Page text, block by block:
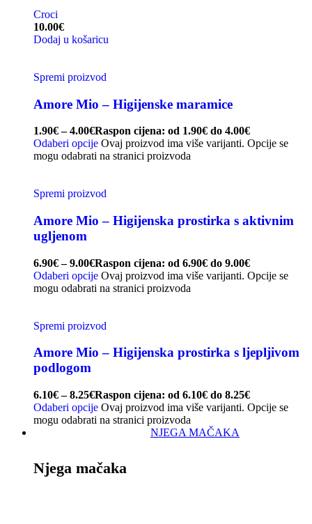
Croci
10.00€
Dodaj u košaricu
Spremi proizvod
Amore Mio – Higijenske maramice
1.90€ – 4.00€Raspon cijena: od 1.90€ do 4.00€
Odaberi opcije Ovaj proizvod ima više varijanti. Opcije se
mogu odabrati na stranici proizvoda
Spremi proizvod
Amore Mio – Higijenska prostirka s aktivnim
ugljenom
6.90€ – 9.00€Raspon cijena: od 6.90€ do 9.00€
Odaberi opcije Ovaj proizvod ima više varijanti. Opcije se
mogu odabrati na stranici proizvoda
Spremi proizvod
Amore Mio – Higijenska prostirka s ljepljivom
podlogom
6.10€ – 8.25€Raspon cijena: od 6.10€ do 8.25€
Odaberi opcije Ovaj proizvod ima više varijanti. Opcije se
mogu odabrati na stranici proizvoda
NJEGA MAČAKA
Njega mačaka